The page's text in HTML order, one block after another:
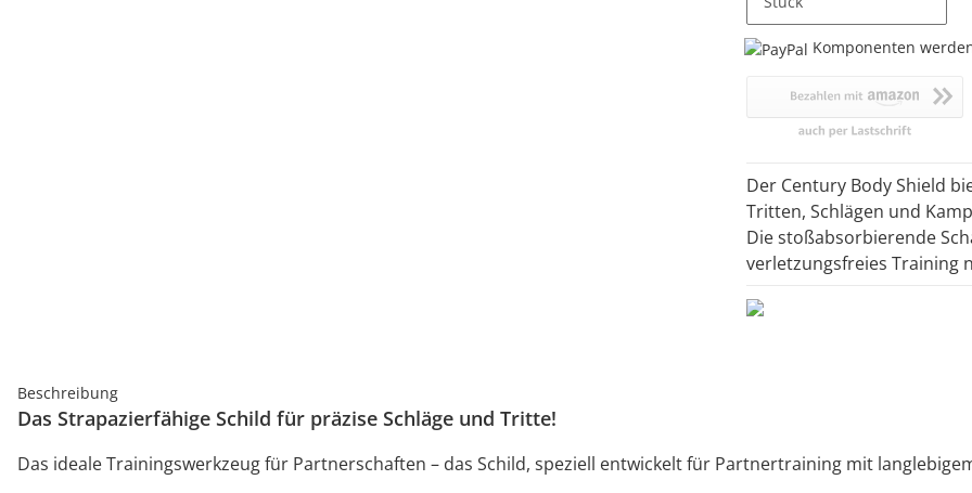
Loading... Komponenten
Der Century Body Shield
Tritten, Schlägen und
Die stoßabsorbierende
verletzungsfreies Training
Beschreibung
Das Strapazierfähige Schild für präzise Schläge und Tritte!
Das ideale Trainingswerkzeug für Partnerschaften – das Schild, speziell entwickelt für Partnertraining mit